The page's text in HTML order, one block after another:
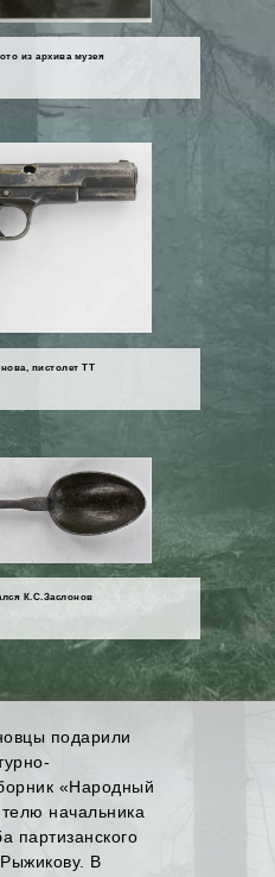
К.С.Заслонов
пистолет ТТ
из архива музея
подарили
«Народный
начальника
партизанского
В